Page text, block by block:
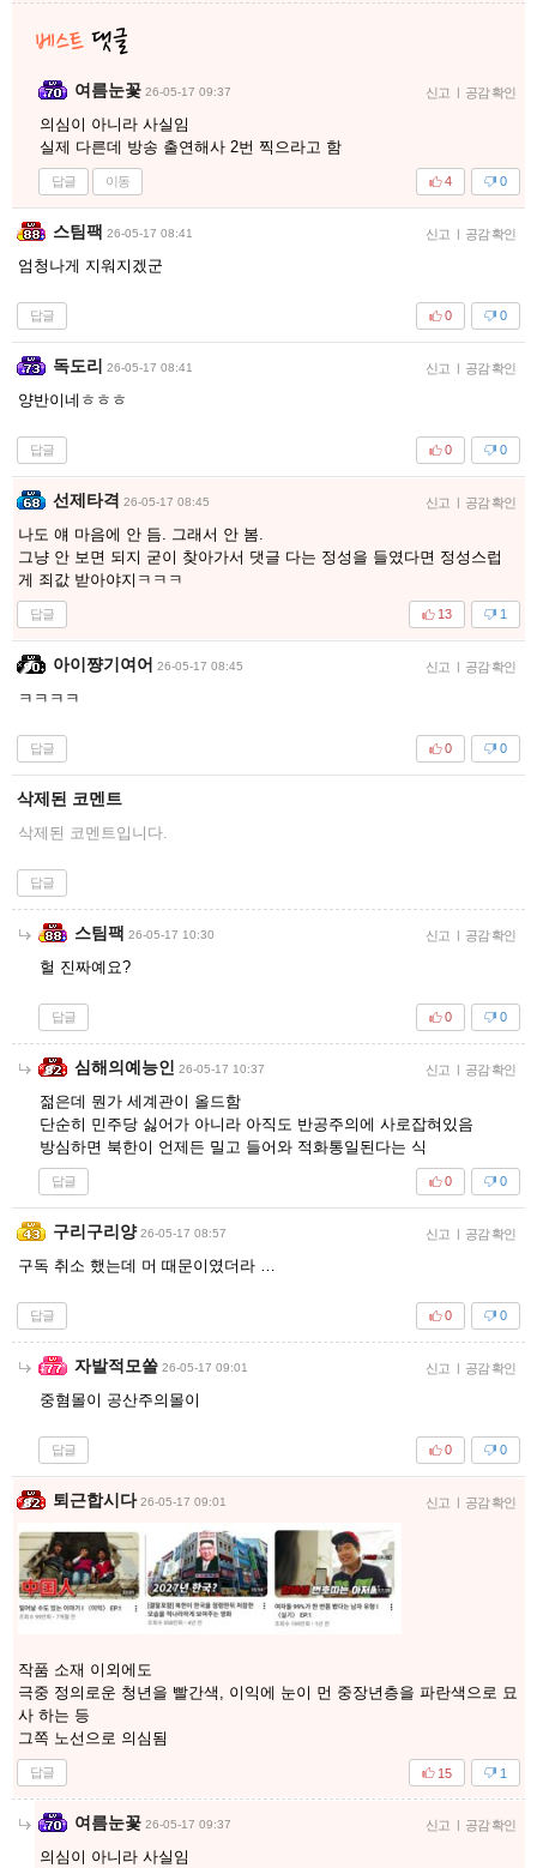
여름눈꽃 26-05-17 09:37 신고 | 공감 확인
의심이 아니라 사실임
실제 다른데 방송 출연해사 2번 찍으라고 함
답글 이동 0
4
스팀팩 26-05-17 08:41 신고 | 공감 확인
엄청나게 지워지겠군
답글 0
0
독도리 26-05-17 08:41 신고 | 공감 확인
양반이네ㅎㅎㅎ
답글 0
0
선제타격 26-05-17 08:45 신고 | 공감 확인
나도 얘 마음에 안 듬. 그래서 안 봄.
그냥 안 보면 되지 굳이 찾아가서 댓글 다는 정성을 들였다면 정성스럽
게 죄값 받아야지ㅋㅋㅋ
답글 1
13
아이쨩기여어 26-05-17 08:45 신고 | 공감 확인
ㅋㅋㅋㅋ
답글 0
0
삭제된 코멘트
삭제된 코멘트입니다.
답글
스팀팩 26-05-17 10:30 신고 | 공감 확인
헐 진짜예요?
답글 0
0
심해의예능인 26-05-17 10:37 신고 | 공감 확인
젊은데 뭔가 세계관이 올드함
단순히 민주당 싫어가 아니라 아직도 반공주의에 사로잡혀있음
방심하면 북한이 언제든 밀고 들어와 적화통일된다는 식
답글 0
0
구리구리양 26-05-17 08:57 신고 | 공감 확인
구독 취소 했는데 머 때문이였더라 …
답글 0
0
자발적모쏠 26-05-17 09:01 신고 | 공감 확인
중혐몰이 공산주의몰이
답글 0
0
퇴근합시다 26-05-17 09:01 신고 | 공감 확인
작품 소재 이외에도
극중 정의로운 청년을 빨간색, 이익에 눈이 먼 중장년층을 파란색으로 묘
사 하는 등
그쪽 노선으로 의심됨
답글 1
15
여름눈꽃 26-05-17 09:37 신고 | 공감 확인
의심이 아니라 사실임